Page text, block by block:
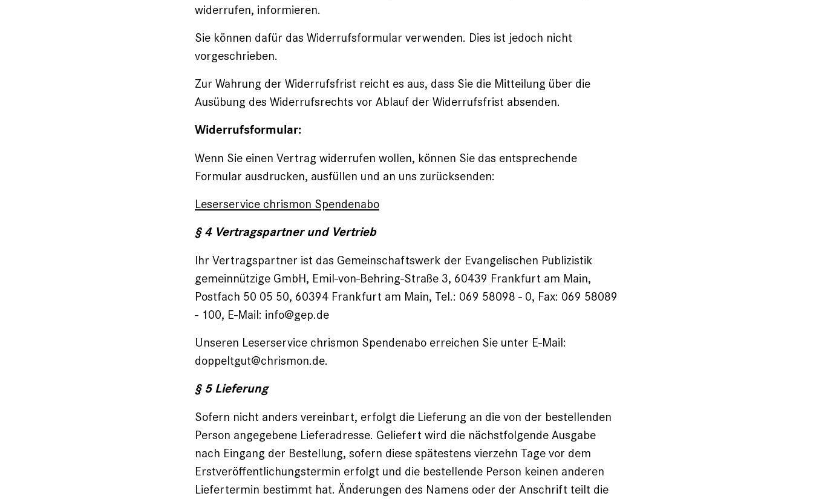
widerrufen, informieren.
Sie können dafür das Widerrufsformular verwenden. Dies ist jedoch nicht
vorgeschrieben.
Zur Wahrung der Widerrufsfrist reicht es aus, dass Sie die Mitteilung über die
Ausübung des Widerrufsrechts vor Ablauf der Widerrufsfrist absenden.
Widerrufsformular:
Wenn Sie einen Vertrag widerrufen wollen, können Sie das entsprechende
Formular ausdrucken, ausfüllen und an uns zurücksenden:
Leserservice chrismon Spendenabo
§ 4 Vertragspartner und Vertrieb
Ihr Vertragspartner ist das Gemeinschaftswerk der Evangelischen Publizistik
gemeinnützige GmbH, Emil-von-Behring-Straße 3, 60439 Frankfurt am Main,
Postfach 50 05 50, 60394 Frankfurt am Main, Tel.: 069 58098 - 0, Fax: 069 58089
- 100, E-Mail: info@gep.de
Unseren Leserservice chrismon Spendenabo erreichen Sie unter E-Mail:
doppeltgut@chrismon.de.
§ 5 Lieferung
Sofern nicht anders vereinbart, erfolgt die Lieferung an die von der bestellenden
Person angegebene Lieferadresse. Geliefert wird die nächstfolgende Ausgabe
nach Eingang der Bestellung, sofern diese spätestens vierzehn Tage vor dem
Erstveröffentlichungstermin erfolgt und die bestellende Person keinen anderen
Liefertermin bestimmt hat. Änderungen des Namens oder der Anschrift teilt die